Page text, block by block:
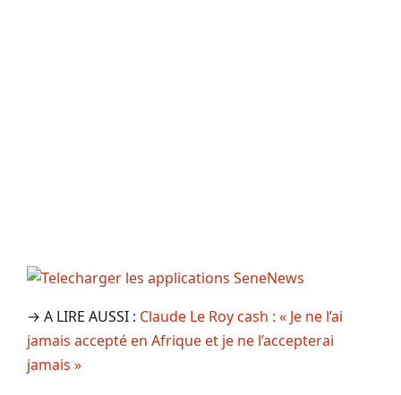
→ A LIRE AUSSI : Claude Le Roy cash : « Je ne l’ai
jamais accepté en Afrique et je ne l’accepterai
jamais »